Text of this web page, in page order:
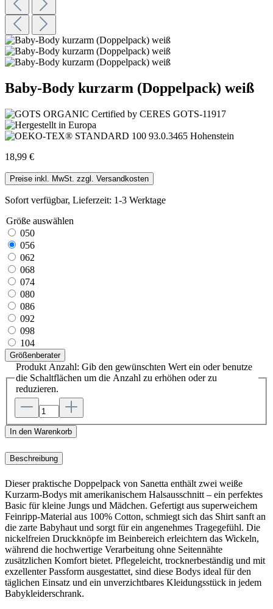
Baby-Body kurzarm (Doppelpack) weiß
18,99 €
Preise inkl. MwSt. zzgl. Versandkosten
Sofort verfügbar, Lieferzeit: 1-3 Werktage
Größe auswählen
050
056
062
068
074
080
086
092
098
104
Größenberater
Produkt Anzahl: Gib den gewünschten Wert ein oder benutze
die Schaltflächen um die Anzahl zu erhöhen oder zu
reduzieren.
In den Warenkorb
Beschreibung
Dieser praktische Doppelpack von Sanetta enthält zwei weiße
Kurzarm-Bodys mit amerikanischem Halsausschnitt – ein perfektes
Basic für kleine Jungs und Mädchen. Gefertigt aus superweichem
Feinripp-Material aus 100% Cotton, schmiegt sich das Shirt sanft an
die zarte Babyhaut und sorgt für ein angenehmes Tragegefühl. Die
nickelfreien Druckknöpfe im Beinbereich erleichtern das Wickeln,
während die hochwertige Verarbeitung ohne Seitennähte
zusätzlichen Komfort bietet. Pflegeleicht, trocknerbeständig und mit
exzellenter Passform ausgestattet, sind diese Bodys ideal für den
täglichen Einsatz und ein unverzichtbares Kleidungsstück in jedem
Babykleiderschrank.